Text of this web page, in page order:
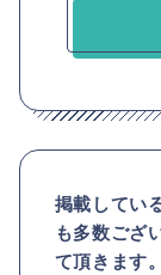
掲載してい
も多数ござ
て頂きます